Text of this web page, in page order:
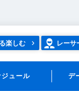
楽しむ レーサ
ジュール デ